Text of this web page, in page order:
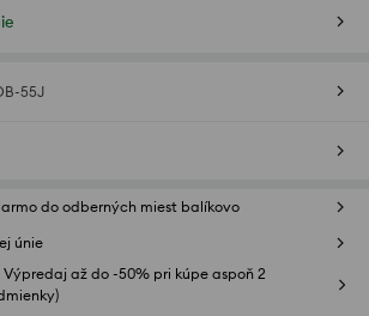
55J
do odberných miest balíkovo
únie
až do -50% pri kúpe aspoň 2